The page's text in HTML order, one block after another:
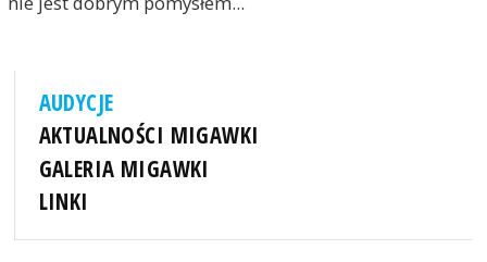
AUDYCJE
AKTUALNOŚCI MIGAWKI
GALERIA MIGAWKI
LINKI